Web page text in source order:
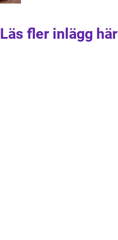
Läs fler inlägg här